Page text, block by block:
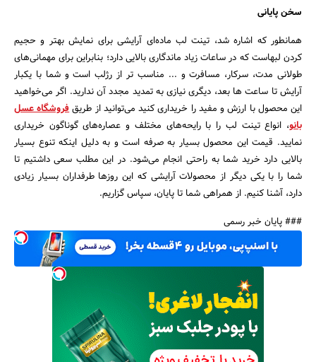
سخن پایانی
همانطور که اشاره شد، تینت لب ماده‌ای آرایشی برای نمایش بهتر و حجیم
کردن لبهاست که در ساعات زیاد ماندگاری بالایی دارد؛ بنابراین برای مهمانی‌های
طولانی مدت، سرکار، مسافرت و ... مناسب تر از رژلب است و شما با یکبار
آرایش تا ساعت ها بعد، دیگری نیازی به تمدید مجدد آن ندارید. اگر می‌خواهید
این محصول با ارزش و مفید را خریداری کنید می‌توانید از طریقفروشگاه عسل
بانو، انواع تینت لب را با رایحه‌های مختلف و عصاره‌های گوناگون خریداری
نمایید. قیمت این محصول بسیار به صرفه است و به دلیل اینکه تنوع بسیار
بالایی دارد خرید شما به راحتی انجام می‌شود. در این مطلب سعی داشتیم تا
شما را با یکی دیگر از محصولات آرایشی که این روزها طرفداران بسیار زیادی
دارد، آشنا کنیم. از همراهی شما تا پایان، سپاس گزاریم.
### پایان خبر رسمی